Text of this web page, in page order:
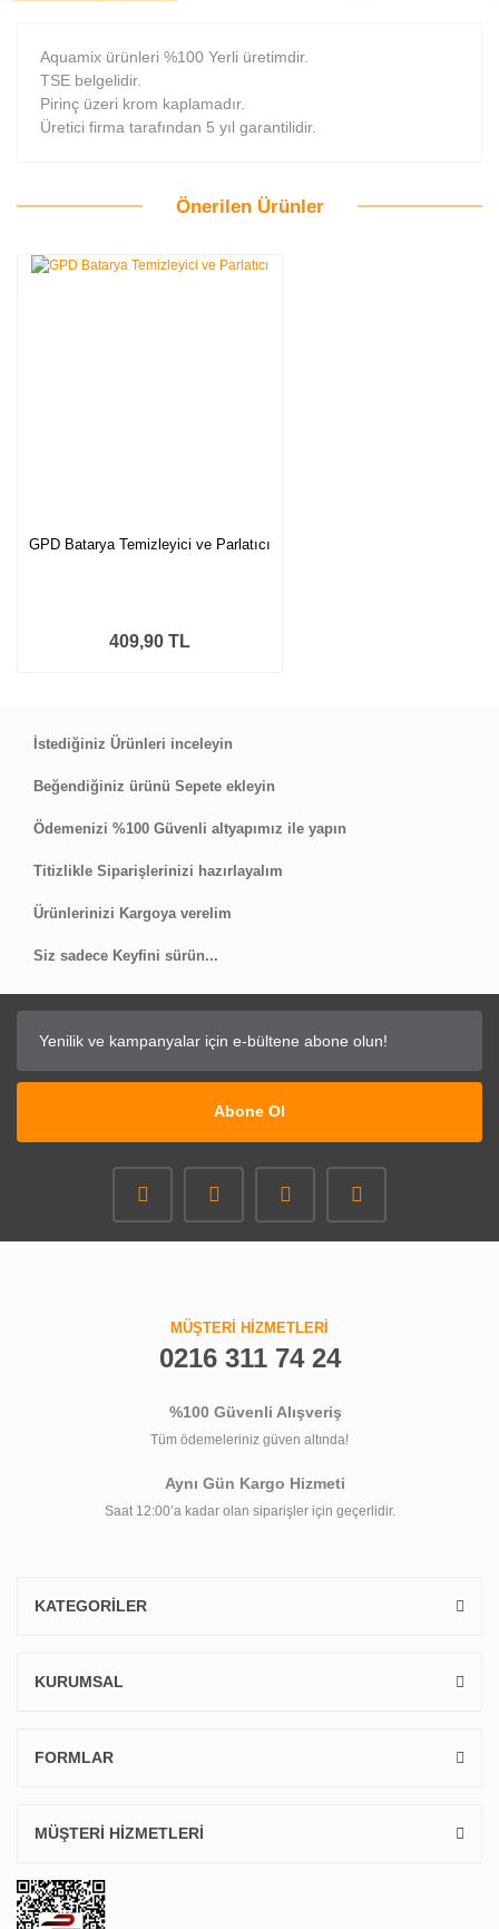
Aquamix ürünleri %100 Yerli üretimdir.
TSE belgelidir.
Pirinç üzeri krom kaplamadır.
Üretici firma tarafından 5 yıl garantilidir.
Önerilen Ürünler
GPD Batarya Temizleyici ve Parlatıcı
409,90 TL
İstediğiniz Ürünleri inceleyin
Beğendiğiniz ürünü Sepete ekleyin
Ödemenizi %100 Güvenli altyapımız ile yapın
Titizlikle Siparişlerinizi hazırlayalım
Ürünlerinizi Kargoya verelim
Siz sadece Keyfini sürün...
Abone Ol
MÜŞTERİ HİZMETLERİ
0216 311 74 24
%100 Güvenli Alışveriş
Tüm ödemeleriniz güven altında!
Aynı Gün Kargo Hizmeti
Saat 12:00’a kadar olan siparişler için geçerlidir.
KATEGORİLER
KURUMSAL
FORMLAR
MÜŞTERİ HİZMETLERİ